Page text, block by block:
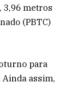
3,96 metros
(PBTC)
para
assim,